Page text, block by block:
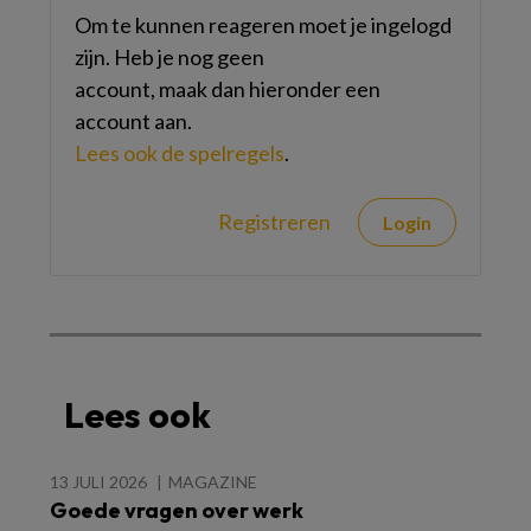
Om te kunnen reageren moet je ingelogd
zijn. Heb je nog geen
account, maak dan hieronder een
account aan.
Lees ook de spelregels.
Registreren Login
Lees ook
13 JULI 2026 MAGAZINE
Goede vragen over werk